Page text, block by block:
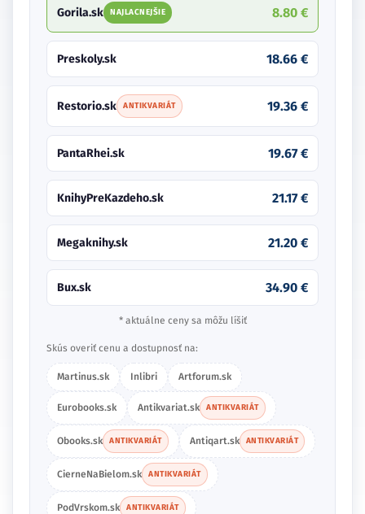
Gorila.sk NAJLACNEJŠIE 8.80 €
Preskoly.sk 18.66 €
Restorio.sk ANTIKVARIÁT 19.36 €
PantaRhei.sk 19.67 €
KnihyPreKazdeho.sk 21.17 €
Megaknihy.sk 21.20 €
Bux.sk 34.90 €
* aktuálne ceny sa môžu líšiť
Skús overiť cenu a dostupnosť na:
Martinus.sk Inlibri Artforum.sk
Eurobooks.sk Antikvariat.sk ANTIKVARIÁT
Obooks.sk ANTIKVARIÁT Antiqart.sk ANTIKVARIÁT
CierneNaBielom.sk ANTIKVARIÁT
PodVrskom.sk ANTIKVARIÁT